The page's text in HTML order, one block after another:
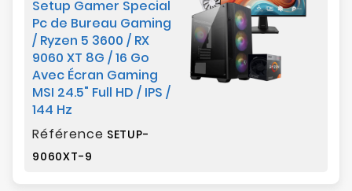
Setup Gamer Special
Pc de Bureau Gaming
/ Ryzen 5 3600 / RX
9060 XT 8G / 16 Go
Avec Écran Gaming
MSI 24.5" Full HD / IPS /
144 Hz
Référence SETUP-
9060XT-9